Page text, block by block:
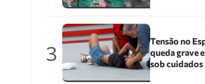
3
Tensão no
queda grave
sob